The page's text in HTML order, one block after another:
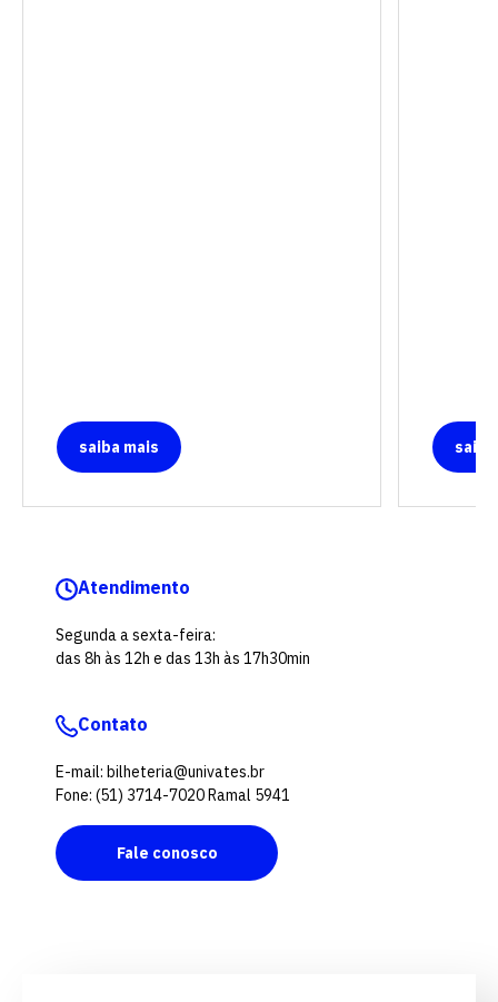
saiba mais
Atendimento
Segunda a sexta-feira:
das 8h às 12h e das 13h às 17h30min
Contato
E-mail: bilheteria@univates.br
Fone: (51) 3714-7020 Ramal 5941
Fale conosco